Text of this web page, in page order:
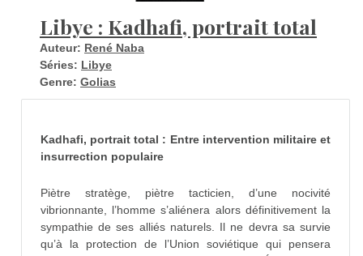
Libye : Kadhafi, portrait total
Auteur: René Naba
Séries: Libye
Genre: Golias
Kadhafi, portrait total : Entre intervention militaire et
insurrection populaire
Piètre stratège, piètre tacticien, d’une nocivité
vibrionnante, l’homme s’aliénera alors définitivement la
sympathie de ses alliés naturels. Il ne devra sa survie
qu’à la protection de l’Union soviétique qui pensera